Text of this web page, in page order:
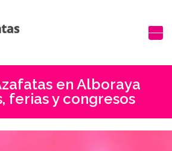
en Alboraya
ferias y congresos